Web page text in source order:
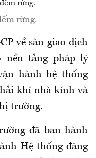
rừng.
về sàn giao dịch
nền tảng pháp lý
hành hệ thống
khí nhà kính và
trường.
đã ban hành
Hệ thống đăng